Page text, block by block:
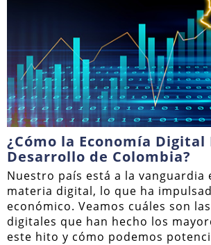
¿Cómo la Economía
Desarrollo de Colombia?
Nuestro país está a la vanguardia
materia digital, lo que ha
económico. Veamos cuáles son
digitales que han hecho los
este hito y cómo podemos